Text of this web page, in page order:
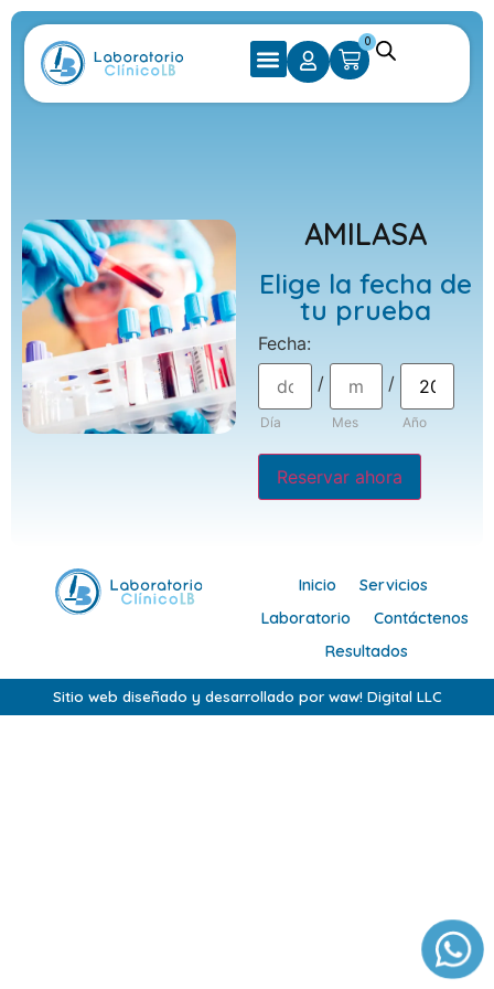
0
AMILASA
Elige la fecha de
tu prueba
Fecha:
Día
/
Mes
/
Año
Reservar ahora
Inicio
Servicios
Laboratorio
Contáctenos
Resultados
Sitio web diseñado y desarrollado por waw! Digital LLC